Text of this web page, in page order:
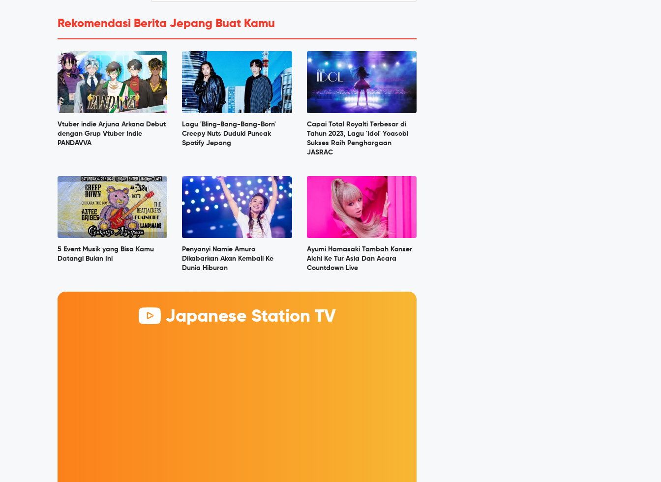
Rekomendasi Berita Jepang Buat Kamu
Vtuber indie Arjuna Arkana Debut
dengan Grup Vtuber Indie
PANDAVVA
Lagu 'Bling-Bang-Bang-Born'
Creepy Nuts Duduki Puncak
Spotify Jepang
Capai Total Royalti Terbesar di
Tahun 2023, Lagu 'Idol' Yoasobi
Sukses Raih Penghargaan
JASRAC
5 Event Musik yang Bisa Kamu
Datangi Bulan Ini
Penyanyi Namie Amuro
Dikabarkan Akan Kembali Ke
Dunia Hiburan
Ayumi Hamasaki Tambah Konser
Aichi Ke Tur Asia Dan Acara
Countdown Live
Japanese Station TV